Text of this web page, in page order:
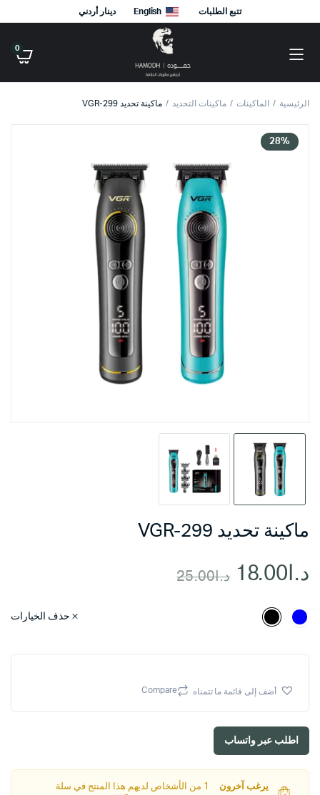
تتبع الطلبات English دينار أردني
0
الرئيسية الماكينات ماكينات التحديد ماكينة تحديد VGR-299
28%
ماكينة تحديد VGR-299
د.ا25.00
د.ا25.00.
د.ا18.00
د.ا18.00.
حذف الخيارات
أضف إلى قائمة ما تتمناه Compare
اطلب عبر واتساب
يرغب آخرون
1 من الأشخاص لديهم هذا المنتج في سلة